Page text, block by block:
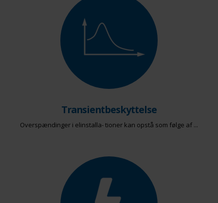
Transientbeskyttelse
Overspændinger i elinstalla- tioner kan opstå som følge af ...